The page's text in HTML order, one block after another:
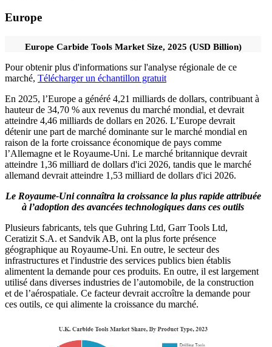
Europe
Europe Carbide Tools Market Size, 2025 (USD Billion)
Pour obtenir plus d'informations sur l'analyse régionale de ce
marché, Télécharger un échantillon gratuit
En 2025, l’Europe a généré 4,21 milliards de dollars, contribuant à
hauteur de 34,70 % aux revenus du marché mondial, et devrait
atteindre 4,46 milliards de dollars en 2026. L’Europe devrait
détenir une part de marché dominante sur le marché mondial en
raison de la forte croissance économique de pays comme
l’Allemagne et le Royaume-Uni. Le marché britannique devrait
atteindre 1,36 milliard de dollars d'ici 2026, tandis que le marché
allemand devrait atteindre 1,53 milliard de dollars d'ici 2026.
Le Royaume-Uni connaîtra la croissance la plus rapide attribuée
à l’adoption des avancées technologiques dans ces outils
Plusieurs fabricants, tels que Guhring Ltd, Garr Tools Ltd,
Ceratizit S.A. et Sandvik AB, ont la plus forte présence
géographique au Royaume-Uni. En outre, le secteur des
infrastructures et l'industrie des services publics bien établis
alimentent la demande pour ces produits. En outre, il est largement
utilisé dans diverses industries de l’automobile, de la construction
et de l’aérospatiale. Ce facteur devrait accroître la demande pour
ces outils, ce qui alimente la croissance du marché.